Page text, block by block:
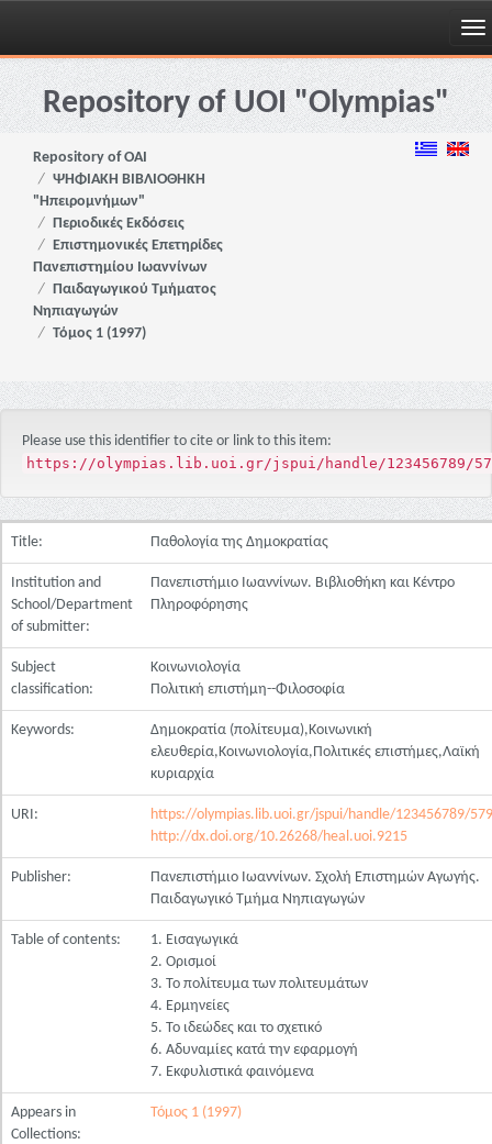
Skip
navigationRepository of UOI "Olympias"
Repository of OAI
ΨΗΦΙΑΚΗ ΒΙΒΛΙΟΘΗΚΗ
"Ηπειρομνήμων"
Περιοδικές Εκδόσεις
Επιστημονικές Επετηρίδες
Πανεπιστημίου Ιωαννίνων
Παιδαγωγικού Τμήματος
Νηπιαγωγών
Τόμος 1 (1997)
Please use this identifier to cite or link to this item:
https://olympias.lib.uoi.gr/jspui/handle/123456789/
Title: Παθολογία της Δημοκρατίας
Institution and
School/Department
of submitter:
Πανεπιστήμιο Ιωαννίνων. Βιβλιοθήκη και Κέντρο
Πληροφόρησης
Subject
classification:
Κοινωνιολογία
Πολιτική επιστήμη--Φιλοσοφία
Keywords:
Δημοκρατία (πολίτευμα),Κοινωνική
ελευθερία,Κοινωνιολογία,Πολιτικές επιστήμες,Λαϊκή
κυριαρχία
URI:
https://olympias.lib.uoi.gr/jspui/handle/123456789/
http://dx.doi.org/10.26268/heal.uoi.9215
Publisher:
Πανεπιστήμιο Ιωαννίνων. Σχολή Επιστημών Αγωγής.
Παιδαγωγικό Τμήμα Νηπιαγωγών
Table of contents:
1. Εισαγωγικά
2. Ορισμοί
3. Το πολίτευμα των πολιτευμάτων
4. Ερμηνείες
5. Το ιδεώδες και το σχετικό
6. Αδυναμίες κατά την εφαρμογή
7. Εκφυλιστικά φαινόμενα
Appears in
Collections:
Τόμος 1 (1997)